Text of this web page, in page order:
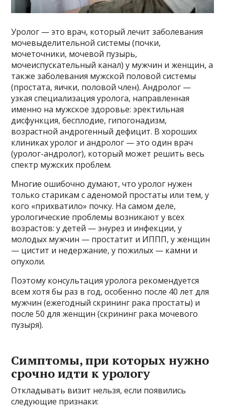
Уролог — это врач, который лечит заболевания
мочевыделительной системы (почки,
мочеточники, мочевой пузырь,
мочеиспускательный канал) у мужчин и женщин, а
также заболевания мужской половой системы
(простата, яички, половой член). Андролог —
узкая специализация уролога, направленная
именно на мужское здоровье: эректильная
дисфункция, бесплодие, гипогонадизм,
возрастной андрогенный дефицит. В хороших
клиниках уролог и андролог — это один врач
(уролог-андролог), который может решить весь
спектр мужских проблем.
Многие ошибочно думают, что уролог нужен
только старикам с аденомой простаты или тем, у
кого «прихватило» почку. На самом деле,
урологические проблемы возникают у всех
возрастов: у детей — энурез и инфекции, у
молодых мужчин — простатит и ИППП, у женщин
— цистит и недержание, у пожилых — камни и
опухоли.
Поэтому консультация уролога рекомендуется
всем хотя бы раз в год, особенно после 40 лет для
мужчин (ежегодный скрининг рака простаты) и
после 50 для женщин (скрининг рака мочевого
пузыря).
Симптомы, при которых нужно
срочно идти к урологу
Откладывать визит нельзя, если появились
следующие признаки: